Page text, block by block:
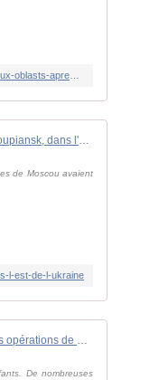
La Russie revendique la prise de la ville de Koupiansk, dans l'est de l'Ukraine
de Moscou avaient
l-est-de-l-ukraine
Vidéo. Ukraine : les opérations de sauvetage continuent à Ternopil après une frappe russe sur un immeuble
De nombreuses